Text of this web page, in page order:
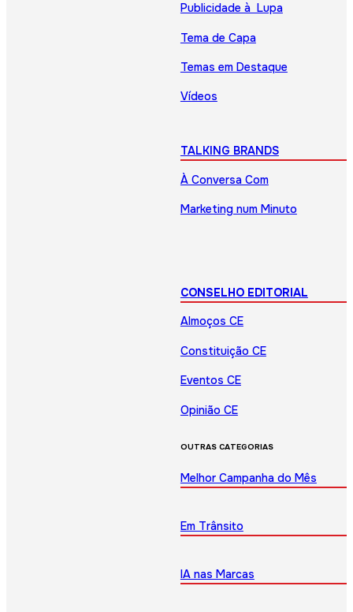
Publicidade à Lupa
Tema de Capa
Temas em Destaque
Vídeos
TALKING BRANDS
À Conversa Com
Marketing num Minuto
CONSELHO EDITORIAL
Almoços CE
Constituição CE
Eventos CE
Opinião CE
OUTRAS CATEGORIAS
Melhor Campanha do Mês
Em Trânsito
IA nas Marcas